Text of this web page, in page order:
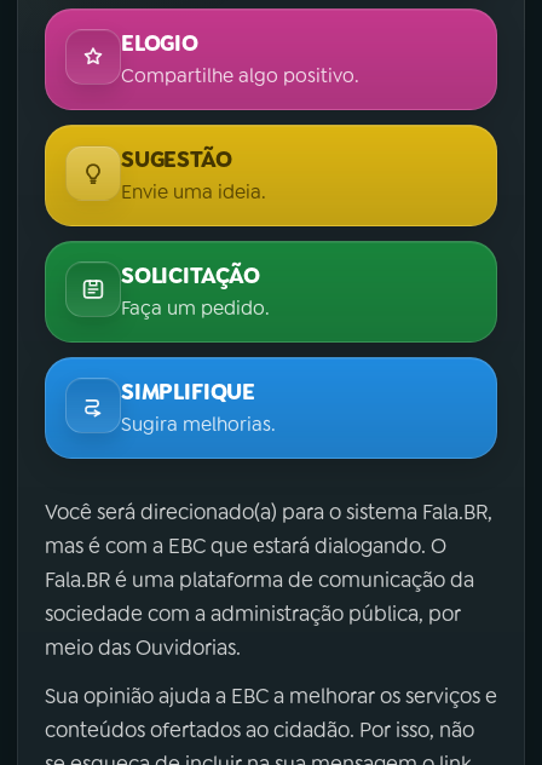
ELOGIO
Compartilhe algo positivo.
SUGESTÃO
Envie uma ideia.
SOLICITAÇÃO
Faça um pedido.
SIMPLIFIQUE
Sugira melhorias.
Você será direcionado(a) para o sistema Fala.BR,
mas é com a EBC que estará dialogando. O
Fala.BR é uma plataforma de comunicação da
sociedade com a administração pública, por
meio das Ouvidorias.
Sua opinião ajuda a EBC a melhorar os serviços e
conteúdos ofertados ao cidadão. Por isso, não